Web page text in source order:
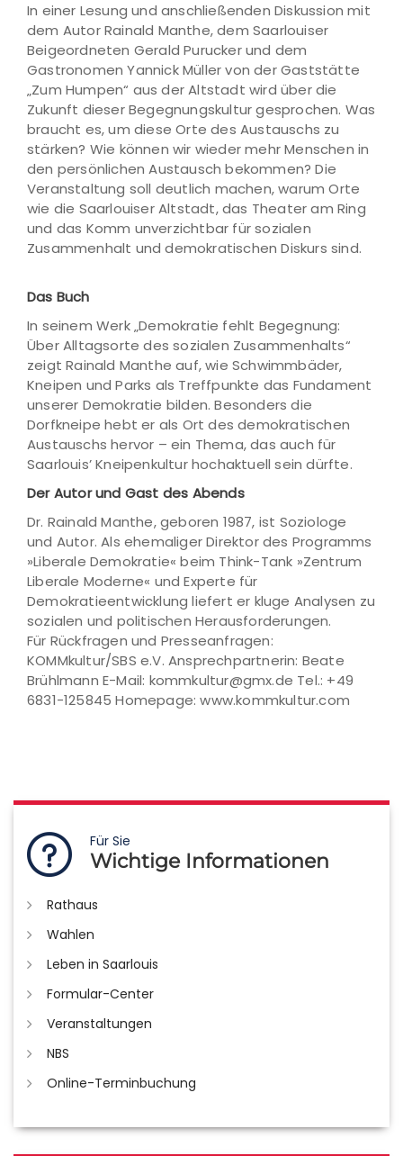
In einer Lesung und anschließenden Diskussion mit
dem Autor Rainald Manthe, dem Saarlouiser
Beigeordneten Gerald Purucker und dem
Gastronomen Yannick Müller von der Gaststätte
„Zum Humpen“ aus der Altstadt wird über die
Zukunft dieser Begegnungskultur gesprochen. Was
braucht es, um diese Orte des Austauschs zu
stärken? Wie können wir wieder mehr Menschen in
den persönlichen Austausch bekommen? Die
Veranstaltung soll deutlich machen, warum Orte
wie die Saarlouiser Altstadt, das Theater am Ring
und das Komm unverzichtbar für sozialen
Zusammenhalt und demokratischen Diskurs sind.
Das Buch
In seinem Werk „Demokratie fehlt Begegnung:
Über Alltagsorte des sozialen Zusammenhalts“
zeigt Rainald Manthe auf, wie Schwimmbäder,
Kneipen und Parks als Treffpunkte das Fundament
unserer Demokratie bilden. Besonders die
Dorfkneipe hebt er als Ort des demokratischen
Austauschs hervor – ein Thema, das auch für
Saarlouis’ Kneipenkultur hochaktuell sein dürfte.
Der Autor und Gast des Abends
Dr. Rainald Manthe, geboren 1987, ist Soziologe
und Autor. Als ehemaliger Direktor des Programms
»Liberale Demokratie« beim Think-Tank »Zentrum
Liberale Moderne« und Experte für
Demokratieentwicklung liefert er kluge Analysen zu
sozialen und politischen Herausforderungen.
Für Rückfragen und Presseanfragen:
KOMMkultur/SBS e.V. Ansprechpartnerin: Beate
Brühlmann E-Mail: kommkultur@gmx.de Tel.: +49
6831-125845 Homepage: www.kommkultur.com
Für Sie
Wichtige Informationen
Rathaus
Wahlen
Leben in Saarlouis
Formular-Center
Veranstaltungen
NBS
Online-Terminbuchung